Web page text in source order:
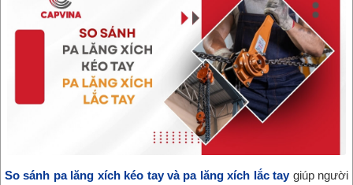
So sánh pa lăng xích kéo tay và pa lăng xích lắc taygiúp người